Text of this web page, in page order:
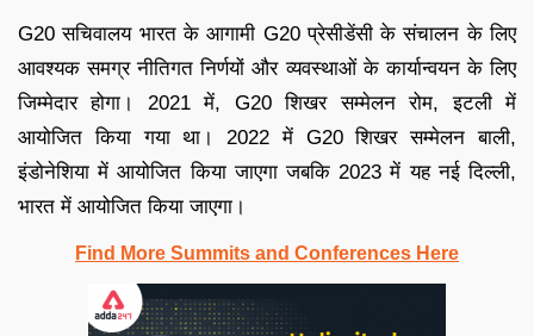
G20 सचिवालय भारत के आगामी G20 प्रेसीडेंसी के संचालन के लिए
आवश्यक समग्र नीतिगत निर्णयों और व्यवस्थाओं के कार्यान्वयन के लिए
जिम्मेदार होगा। 2021 में, G20 शिखर सम्मेलन रोम, इटली में
आयोजित किया गया था। 2022 में G20 शिखर सम्मेलन बाली,
इंडोनेशिया में आयोजित किया जाएगा जबकि 2023 में यह नई दिल्ली,
भारत में आयोजित किया जाएगा।
Find More Summits and Conferences Here